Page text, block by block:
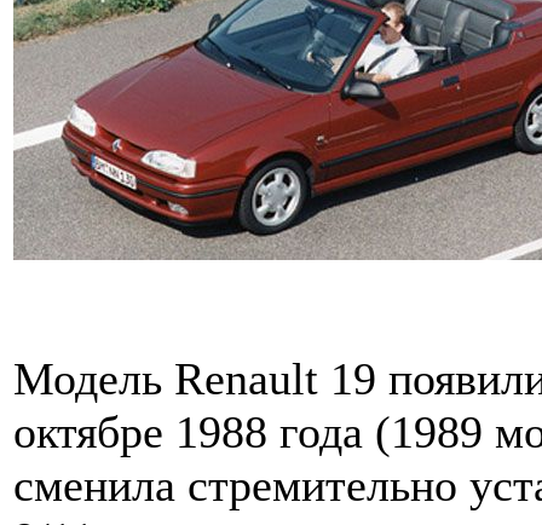
Модель Renault 19
октябре 1988 года (1989
сменила стремительно